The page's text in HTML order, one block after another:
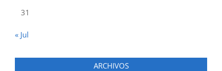
31
« Jul
ARCHIVOS